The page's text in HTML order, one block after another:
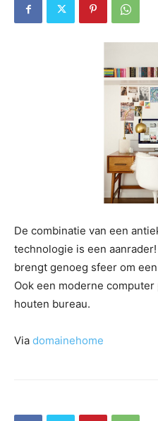
De combinatie van een
technologie is een
brengt genoeg sfeer om
Ook een moderne
houten bureau.
Via domainehome